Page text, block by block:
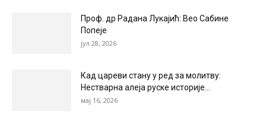
Проф. др Радана Лукајић: Вео Сабине
Попеје
јул 28, 2026
Кад цареви стану у ред за молитву:
Нестварна алеја руске историје...
мај 16, 2026